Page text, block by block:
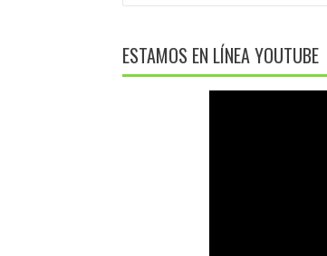
ESTAMOS EN LÍNEA YOUTUBE